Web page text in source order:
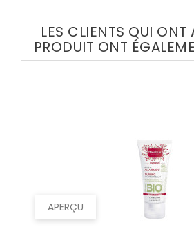
LES CLIENTS QUI ONT
PRODUIT ONT
APERÇU